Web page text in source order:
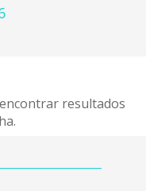
resultados